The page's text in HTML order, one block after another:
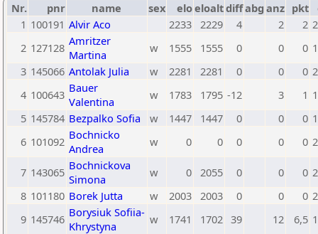
Nr. pnr name sex eloeloaltdiffabg anz pkt
1 100191 Alvir Aco 2233 2229 4 2 2
2 127128 Amritzer
Martina
w 1555 1555 0 0 0
3 145066 Antolak Julia w 2281 2281 0 0 0
4 100643 Bauer
Valentina
w 1783 1795 -12 3 1
5 145784 Bezpalko Sofia w 1447 1447 0 0 0
6 101092 Bochnicko
Andrea
w 0 0 0 0 0
7 143065 Bochnickova
Simona
w 0 2055 0 0 0
8 101180 Borek Jutta w 2003 2003 0 0 0
9 145746 Borysiuk Sofiia-
Khrystyna
w 1741 1702 39 12 6,5